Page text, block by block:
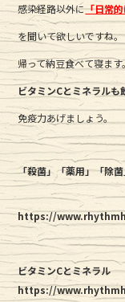
感染経路以外に「日常
を聞いて欲しいですね。
帰って納豆食べて寝ます
ビタミンCとミネラルも
免疫力あげましょう。
「殺菌」「薬用」「除
https://
ビタミンCとミネラル
https://